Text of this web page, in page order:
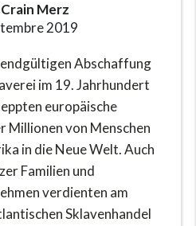
Merz
2019
Abschaffung
im 19. Jahrhundert
europäische
Millionen von Menschen
in die Neue Welt. Auch
Familien und
verdienten am
Sklavenhandel